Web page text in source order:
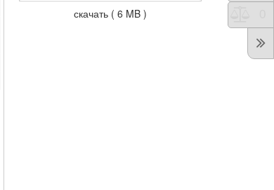
скачать ( 6 MB )